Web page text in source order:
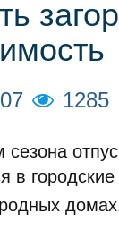
1285
сезона
в